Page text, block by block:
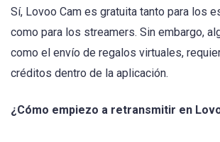
Sí, Lovoo Cam es gratuita tanto para los
como para los streamers. Sin embargo,
como el envío de regalos virtuales,
créditos dentro de la aplicación.
¿Cómo empiezo a retransmitir en